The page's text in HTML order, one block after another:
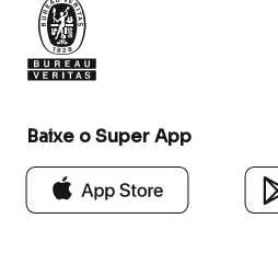
Baixe o Super App